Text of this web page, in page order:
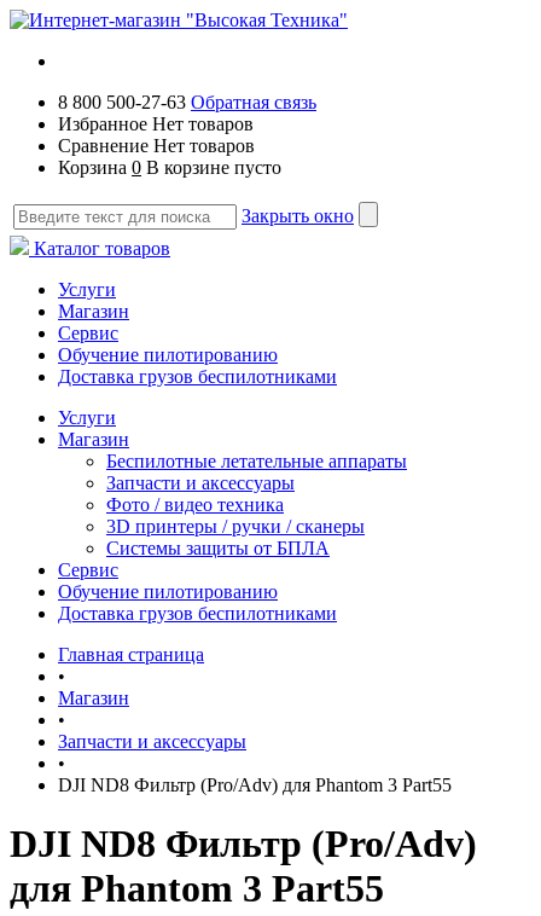
8 800 500-27-63 Обратная связь
Избранное Нет товаров
Сравнение Нет товаров
Корзина 0 В корзине пусто
Закрыть окно
Каталог товаров
Услуги
Магазин
Сервис
Обучение пилотированию
Доставка грузов беспилотниками
Услуги
Магазин
Беспилотные летательные аппараты
Запчасти и аксессуары
Фото / видео техника
3D принтеры / ручки / сканеры
Системы защиты от БПЛА
Сервис
Обучение пилотированию
Доставка грузов беспилотниками
Главная страница
•
Магазин
•
Запчасти и аксессуары
•
DJI ND8 Фильтр (Pro/Adv) для Phantom 3 Part55
DJI ND8 Фильтр (Pro/Adv)
для Phantom 3 Part55